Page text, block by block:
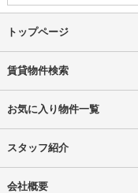
トップページ
賃貸物件検索
お気に入り物件一覧
スタッフ紹介
会社概要